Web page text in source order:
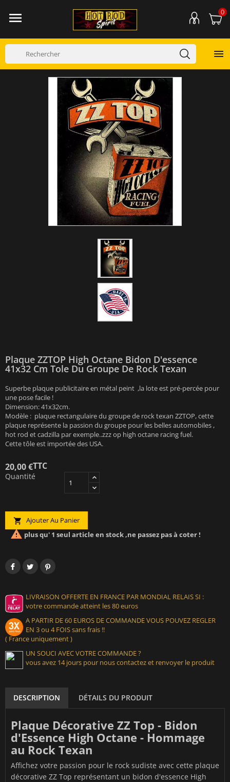
 0

Plaque ZZTOP High Octane Bidon D'essence
41x32 Cm Tole Du Groupe De Rock Texan
Superbe plaque publicitaire en métal peint ,la lote est pré-percée pour
une pose facile !
Dimension: 41x32cm.
Modèle : plaque rectangulaire du groupe de rock texan ZZTOP, cette
plaque représente la passion du groupe pour les belles automobiles ,
hot rod et cadzilla par exemple..zzz op high octane racing fuel.
Cette tôle est importée des USA.
20,00 €TTC
Quantité
 Ajouter Au Panier
 plus qu' 1 seul article en stock ,ne passez pas à coter !
LIVRAISON OFFERTE EN FRANCE PAR MONDIAL RELAIS SI :
votre commande atteint les 80 euros
A PARTIR DE 60 EUROS DE COMMANDE VOUS POUVEZ REGLER
EN 3 ou 4 FOIS sans frais !!
( France uniquement )
UN SOUCI AVEC VOTRE COMMANDE ?
vous avez 14 jours pour nous contactez et renvoyer le produit
DESCRIPTION DÉTAILS DU PRODUIT
Plaque Décorative ZZ Top - Bidon
d'Essence High Octane - Hommage
au Rock Texan
Affichez votre passion pour le rock sudiste avec cette plaque
décorative ZZ Top représentant un bidon d'essence High